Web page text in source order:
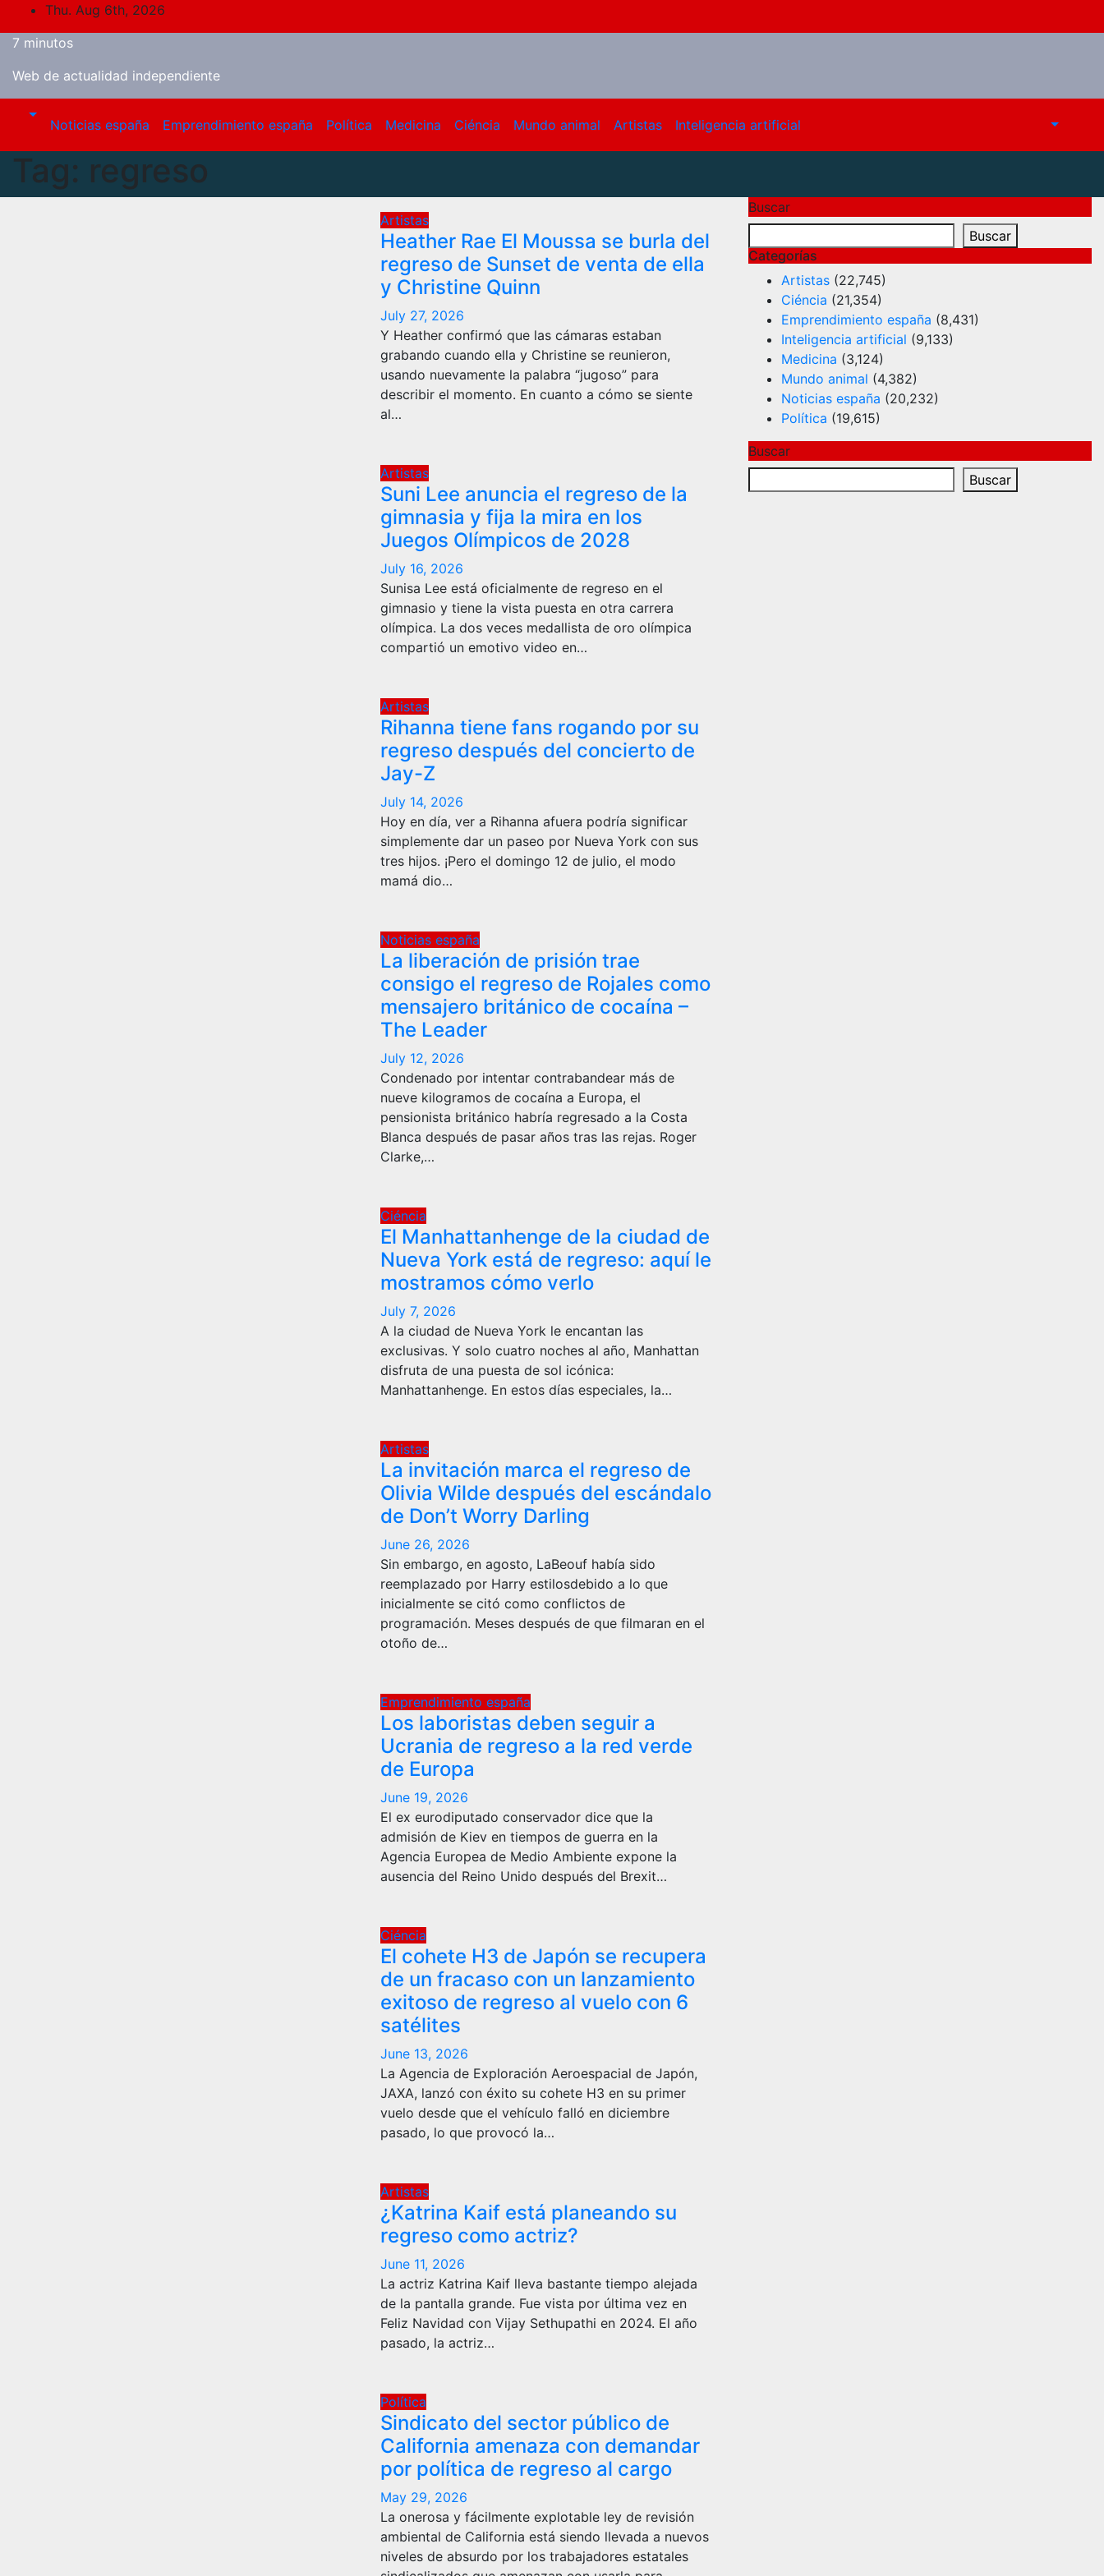
to
content
Thu. Aug 6th, 2026
7 minutos
Web de actualidad independiente
Noticias españa Emprendimiento españa Política Medicina Ciéncia Mundo animal Artistas Inteligencia artificial
Tag: regreso
Artistas
Heather Rae El Moussa se burla del
regreso de Sunset de venta de ella
y Christine Quinn
July 27, 2026
Y Heather confirmó que las cámaras estaban
grabando cuando ella y Christine se reunieron,
usando nuevamente la palabra “jugoso” para
describir el momento. En cuanto a cómo se siente
al…
Artistas
Suni Lee anuncia el regreso de la
gimnasia y fija la mira en los
Juegos Olímpicos de 2028
July 16, 2026
Sunisa Lee está oficialmente de regreso en el
gimnasio y tiene la vista puesta en otra carrera
olímpica. La dos veces medallista de oro olímpica
compartió un emotivo video en…
Artistas
Rihanna tiene fans rogando por su
regreso después del concierto de
Jay-Z
July 14, 2026
Hoy en día, ver a Rihanna afuera podría significar
simplemente dar un paseo por Nueva York con sus
tres hijos. ¡Pero el domingo 12 de julio, el modo
mamá dio…
Noticias españa
La liberación de prisión trae
consigo el regreso de Rojales como
mensajero británico de cocaína –
The Leader
July 12, 2026
Condenado por intentar contrabandear más de
nueve kilogramos de cocaína a Europa, el
pensionista británico habría regresado a la Costa
Blanca después de pasar años tras las rejas. Roger
Clarke,…
Ciéncia
El Manhattanhenge de la ciudad de
Nueva York está de regreso: aquí le
mostramos cómo verlo
July 7, 2026
A la ciudad de Nueva York le encantan las
exclusivas. Y solo cuatro noches al año, Manhattan
disfruta de una puesta de sol icónica:
Manhattanhenge. En estos días especiales, la…
Artistas
La invitación marca el regreso de
Olivia Wilde después del escándalo
de Don’t Worry Darling
June 26, 2026
Sin embargo, en agosto, LaBeouf había sido
reemplazado por Harry estilosdebido a lo que
inicialmente se citó como conflictos de
programación. Meses después de que filmaran en el
otoño de…
Emprendimiento españa
Los laboristas deben seguir a
Ucrania de regreso a la red verde
de Europa
June 19, 2026
El ex eurodiputado conservador dice que la
admisión de Kiev en tiempos de guerra en la
Agencia Europea de Medio Ambiente expone la
ausencia del Reino Unido después del Brexit…
Ciéncia
El cohete H3 de Japón se recupera
de un fracaso con un lanzamiento
exitoso de regreso al vuelo con 6
satélites
June 13, 2026
La Agencia de Exploración Aeroespacial de Japón,
JAXA, lanzó con éxito su cohete H3 en su primer
vuelo desde que el vehículo falló en diciembre
pasado, lo que provocó la…
Artistas
¿Katrina Kaif está planeando su
regreso como actriz?
June 11, 2026
La actriz Katrina Kaif lleva bastante tiempo alejada
de la pantalla grande. Fue vista por última vez en
Feliz Navidad con Vijay Sethupathi en 2024. El año
pasado, la actriz…
Política
Sindicato del sector público de
California amenaza con demandar
por política de regreso al cargo
May 29, 2026
La onerosa y fácilmente explotable ley de revisión
ambiental de California está siendo llevada a nuevos
niveles de absurdo por los trabajadores estatales
Buscar
Buscar
Categorías
Artistas (22,745)
Ciéncia (21,354)
Emprendimiento españa (8,431)
Inteligencia artificial (9,133)
Medicina (3,124)
Mundo animal (4,382)
Noticias españa (20,232)
Política (19,615)
Buscar
Buscar